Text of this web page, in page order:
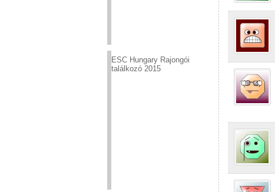
ESC Hungary Rajongói
találkozó 2015